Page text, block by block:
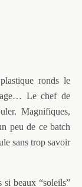
ronds le
Le chef de
Magnifiques,
peu de ce batch
sans trop savoir
si beaux “soleils”